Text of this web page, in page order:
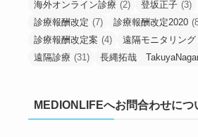
海外オンライン診療 (2) 登坂正子 (3)
診療報酬改定 (7) 診療報酬改定2020
診療報酬改定案 (4) 遠隔モニタリング
遠隔診療 (31) 長縄拓哉
MEDIONLIFEへお問合わせにつ